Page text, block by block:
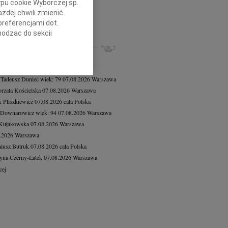
Warszawa
wyrazy współczucia dla...
Duniecwiek: 7907.08.2026Warszawa
Kościelska07.08.2026Warszawa
Pliszkiewicz07.08.2026cała Polska
wiek: 9407.08.2026Warszawa
07.08.2026Warszawa
Warszawa
Butruk 07.08.2026cała Polska
Czerny-Latek 07.08.2026Warszawa
cookie Wyborczej sp.
chwili zmienić
dot.
do sekcji
przeglądarki.
identyfikacji.
pomiar reklam i